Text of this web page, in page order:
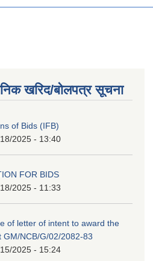
खरिद/बोलपत्र सूचना
of Bids (IFB)
2025 - 13:40
FOR BIDS
2025 - 11:33
of letter of intent to award the
GM/NCB/G/02/2082-83
2025 - 15:24